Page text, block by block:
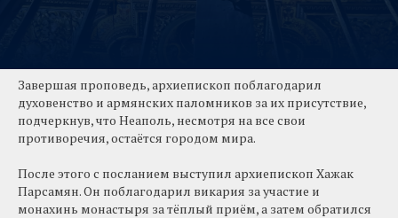
Завершая проповедь, архиепископ поблагодарил
духовенство и армянских паломников за их присутствие,
подчеркнув, что Неаполь, несмотря на все свои
противоречия, остаётся городом мира.
После этого с посланием выступил архиепископ Хажак
Парсамян. Он поблагодарил викария за участие и
монахинь монастыря за тёплый приём, а затем обратился